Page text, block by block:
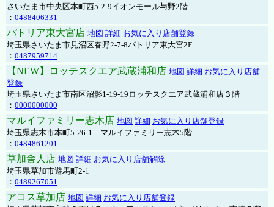
さいたま市中央区本町西5-2-9イオンモール与野2階
： 0488406331
パトリア東大宮店 地図 詳細 お気に入り店舗登録
埼玉県さいたま市見沼区春野2-7-8パトリア東大宮2F
： 0487959714
【NEW】ロッテスクエア武蔵浦和店 地図 詳細 お気に入り店舗
登録
埼玉県さいたま市南区沼影1-19-19ロッテスクエア武蔵浦和店３階
： 0000000000
マルイファミリー志木店 地図 詳細 お気に入り店舗登録
埼玉県志木市本町5-26-1 マルイファミリー志木5階
： 0484861201
草加舎人店 地図 詳細 お気に入り店舗解除
埼玉県草加市遊馬町2-1
： 0489267051
アコス草加店 地図 詳細 お気に入り店舗登録